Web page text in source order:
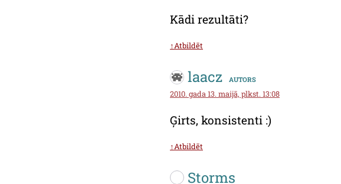
Kādi rezultāti?
↑Atbildēt
laacz autors
2010. gada 13. maijā, plkst. 13:08
Ģirts, konsistenti :)
↑Atbildēt
Storms